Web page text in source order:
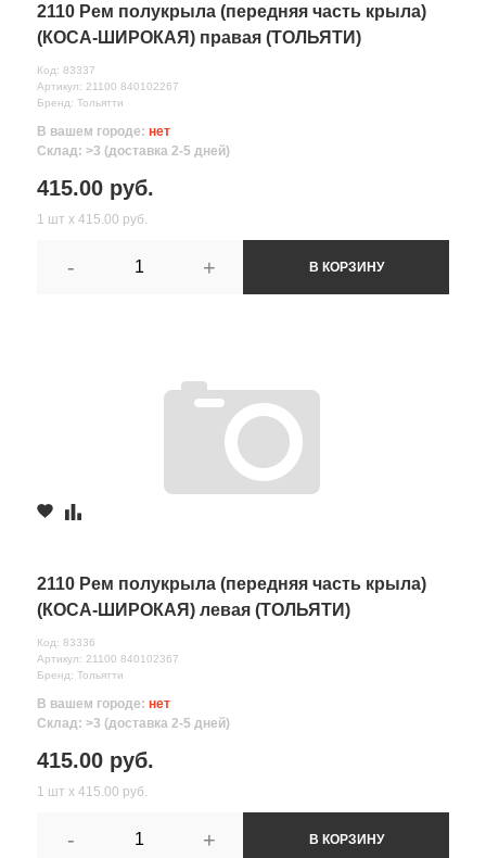
2110 Рем полукрыла (передняя часть крыла)
(КОСА-ШИРОКАЯ) правая (ТОЛЬЯТИ)
Код: 83337
Артикул: 21100 840102267
Бренд: Тольятти
В вашем городе: нет
Склад: >3 (доставка 2-5 дней)
415.00 руб.
1 шт х 415.00 руб.
- + В КОРЗИНУ
2110 Рем полукрыла (передняя часть крыла)
(КОСА-ШИРОКАЯ) левая (ТОЛЬЯТИ)
Код: 83336
Артикул: 21100 840102367
Бренд: Тольятти
В вашем городе: нет
Склад: >3 (доставка 2-5 дней)
415.00 руб.
1 шт х 415.00 руб.
- + В КОРЗИНУ